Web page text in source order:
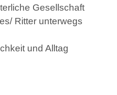
Gesellschaft
Ritter unterwegs
und Alltag